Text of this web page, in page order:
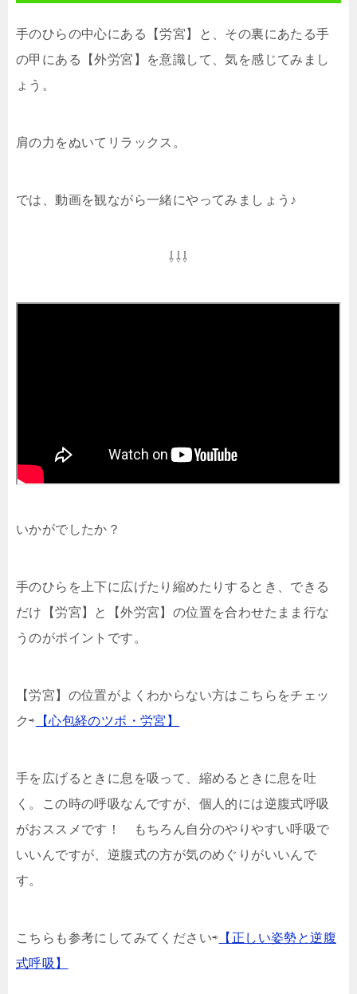
手のひらの中心にある【労宮】と、その裏にあたる手
の甲にある【外労宮】を意識して、気を感じてみまし
ょう。
肩の力をぬいてリラックス。
では、動画を観ながら一緒にやってみましょう♪
⇩⇩⇩
いかがでしたか？
手のひらを上下に広げたり縮めたりするとき、できる
だけ【労宮】と【外労宮】の位置を合わせたまま行な
うのがポイントです。
【労宮】の位置がよくわからない方はこちらをチェッ
ク⇨ 【心包経のツボ・労宮】
手を広げるときに息を吸って、縮めるときに息を吐
く。この時の呼吸なんですが、個人的には逆腹式呼吸
がおススメです！ もちろん自分のやりやすい呼吸で
いいんですが、逆腹式の方が気のめぐりがいいんで
す。
こちらも参考にしてみてください⇨ 【正しい姿勢と逆腹
式呼吸】